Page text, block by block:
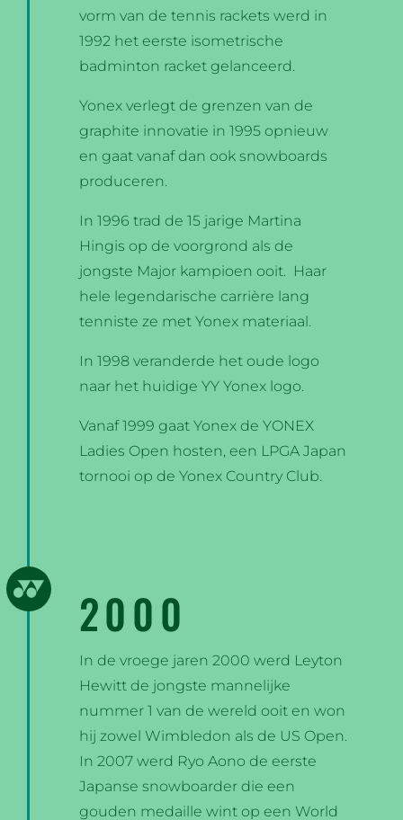
vorm van de tennis rackets werd in
1992 het eerste isometrische
badminton racket gelanceerd.
Yonex verlegt de grenzen van de
graphite innovatie in 1995 opnieuw
en gaat vanaf dan ook snowboards
produceren.
In 1996 trad de 15 jarige Martina
Hingis op de voorgrond als de
jongste Major kampioen ooit. Haar
hele legendarische carrière lang
tenniste ze met Yonex materiaal.
In 1998 veranderde het oude logo
naar het huidige YY Yonex logo.
Vanaf 1999 gaat Yonex de YONEX
Ladies Open hosten, een LPGA Japan
tornooi op de Yonex Country Club.
2000
In de vroege jaren 2000 werd Leyton
Hewitt de jongste mannelijke
nummer 1 van de wereld ooit en won
hij zowel Wimbledon als de US Open.
In 2007 werd Ryo Aono de eerste
Japanse snowboarder die een
gouden medaille wint op een World